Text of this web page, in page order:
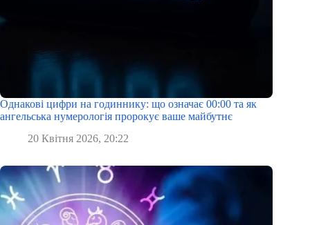
Однакові цифри на годиннику: що означає 00:00 та як
ангельська нумерологія пророкує ваше майбутнє
20 Квітня 2026, 20:22